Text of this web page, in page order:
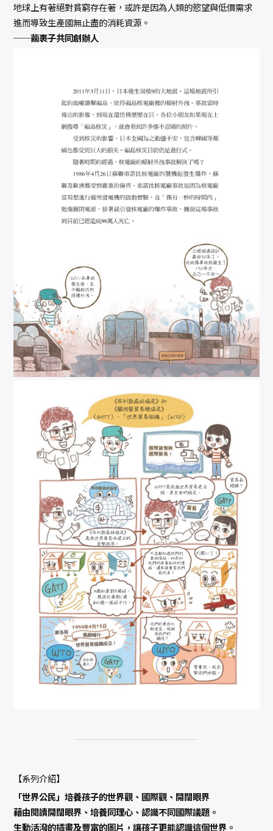
地球上有著絕對貧窮存在著，或許是因為人類的慾望與低價需求
進而導致生產國無止盡的消耗資源。
──繭裹子共同創辦人
【系列介紹】
「世界公民」培養孩子的世界觀、國際觀、開闊眼界
藉由閱讀開闊眼界、培養同理心、認識不同國際議題。
生動活潑的插畫及豐富的圖片，讓孩子更能認識這個世界。